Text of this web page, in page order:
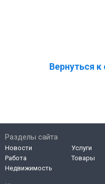
Вернуться к
Разделы сайта
Новости
Работа
Недвижимость
Услуги
Товары